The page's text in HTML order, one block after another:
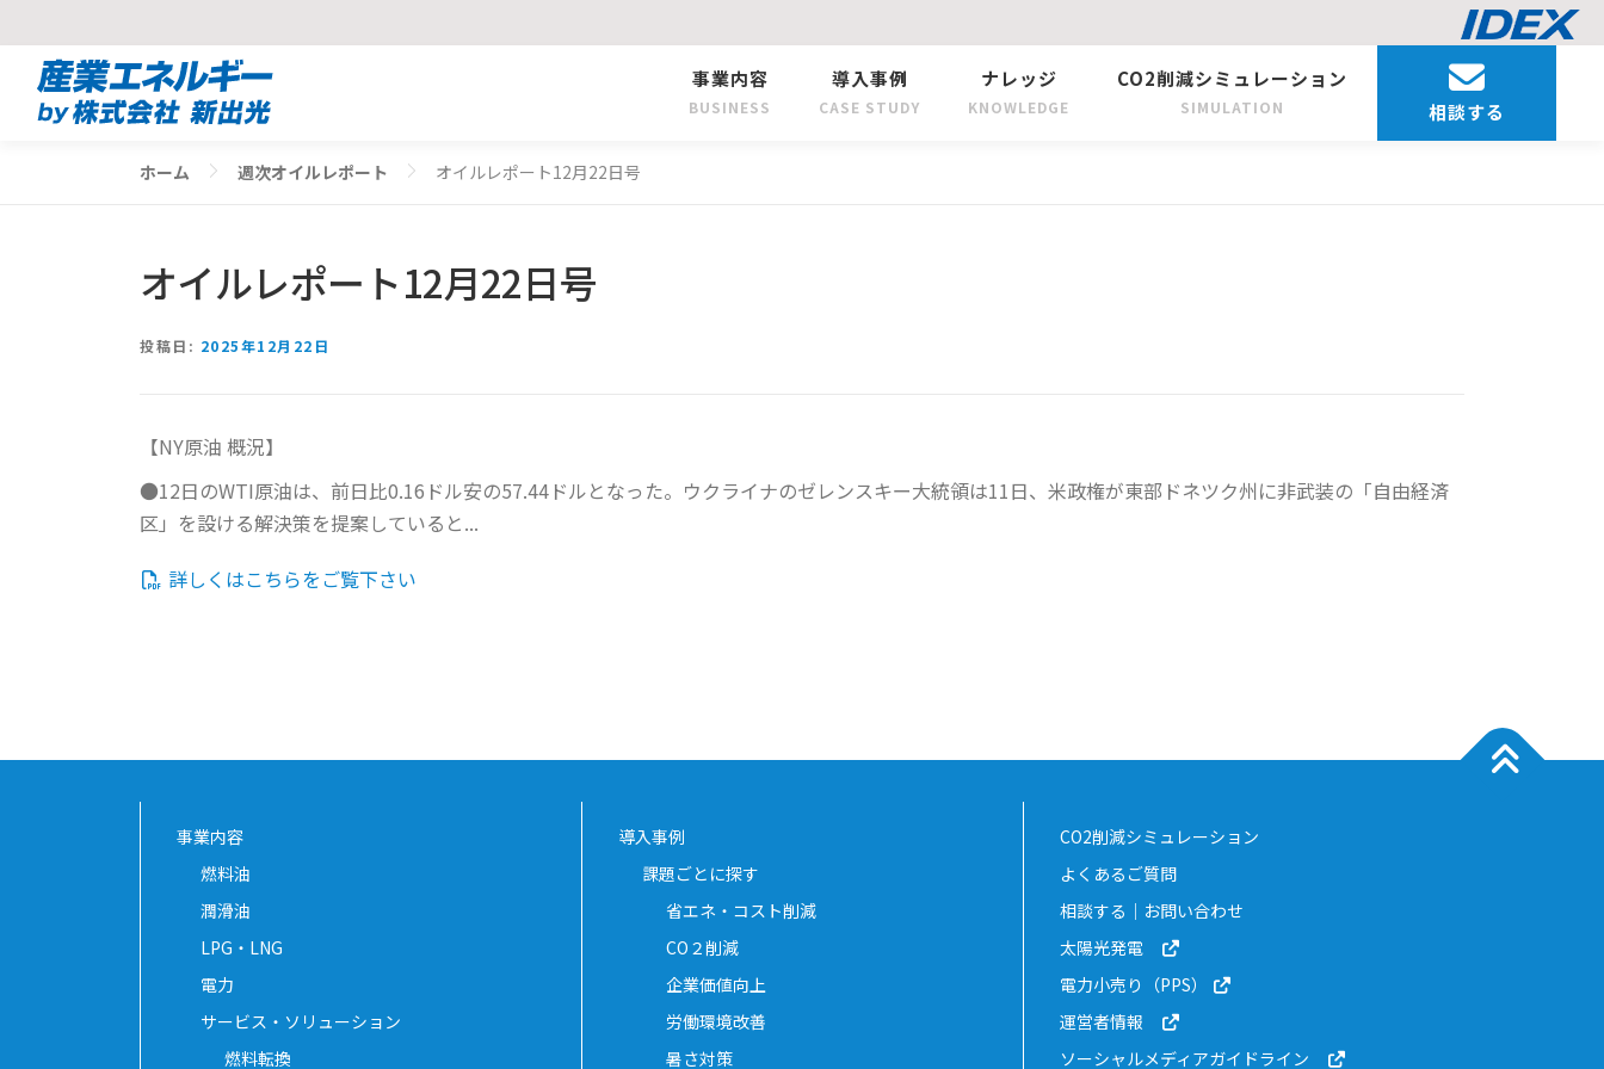
事業内容
BUSINESS
導入事例
CASE STUDY
ナレッジ
KNOWLEDGE
CO2削減シミュレーション
SIMULATION 相談する
ホーム 週次オイルレポート オイルレポート12月22日号
オイルレポート12月22日号
投稿日: 2025年12月22日
【NY原油 概況】
●12日のWTI原油は、前日比0.16ドル安の57.44ドルとなった。ウクライナのゼレンスキー大統領は11日、米政権が東部ドネツク州に非武装の「自由経済
区」を設ける解決策を提案していると...
詳しくはこちらをご覧下さい
事業内容
燃料油
潤滑油
LPG・LNG
電力
サービス・ソリューション
燃料転換
導入事例
課題ごとに探す
省エネ・コスト削減
CO２削減
企業価値向上
労働環境改善
暑さ対策
CO2削減シミュレーション
よくあるご質問
相談する｜お問い合わせ
太陽光発電
電力小売り（PPS）
運営者情報
ソーシャルメディアガイドライン